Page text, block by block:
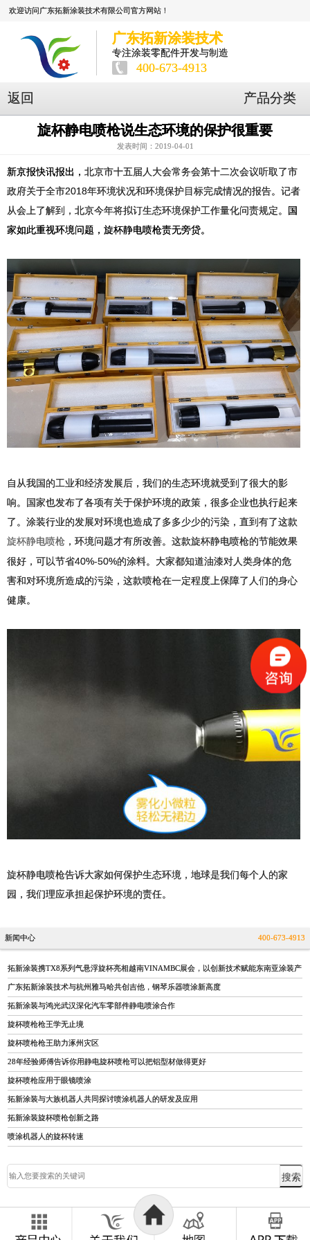
欢迎访问广东拓新涂装技术有限公司官方网站！
广东拓新涂装技术
专注涂装零配件开发与制造
400-673-4913
返回 产品分类
旋杯静电喷枪说生态环境的保护很重要
发表时间：2019-04-01
新京报快讯报出， 北京市十五届人大会常务会第十二次会议听取了市
政府关于全市2018年环境状况和环境保护目标完成情况的报告。记者
从会上了解到，北京今年将拟订生态环境保护工作量化问责规定。
国
家如此重视环境问题，旋杯静电喷枪责无旁贷。
自从我国的工业和经济发展后，我们的生态环境就受到了很大的影
响。国家也发布了各项有关于保护环境的政策，很多企业也执行起来
了。涂装行业的发展对环境也造成了多多少少的污染，直到有了这款
旋杯静电喷枪 ，环境问题才有所改善。这款旋杯静电喷枪的节能效果
很好，可以节省40%-50%的涂料。大家都知道油漆对人类身体的危
害和对环境所造成的污染，这款喷枪在一定程度上保障了人们的身心
健康。
旋杯静电喷枪告诉大家如何保护生态环境，地球是我们每个人的家
园，我们理应承担起保护环境的责任。
新闻中心 400-673-4913
拓新涂装携TX8系列气悬浮旋杯亮相越南VINAMBC展会，以创新技术赋能东南亚涂装产
广东拓新涂装技术与杭州雅马哈共创吉他，钢琴乐器喷涂新高度
拓新涂装与鸿光武汉深化汽车零部件静电喷涂合作
旋杯喷枪枪王学无止境
旋杯喷枪枪王助力涿州灾区
28年经验师傅告诉你用静电旋杯喷枪可以把铝型材做得更好
旋杯喷枪应用于眼镜喷涂
拓新涂装与大族机器人共同探讨喷涂机器人的研发及应用
拓新涂装旋杯喷枪创新之路
喷涂机器人的旋杯转速